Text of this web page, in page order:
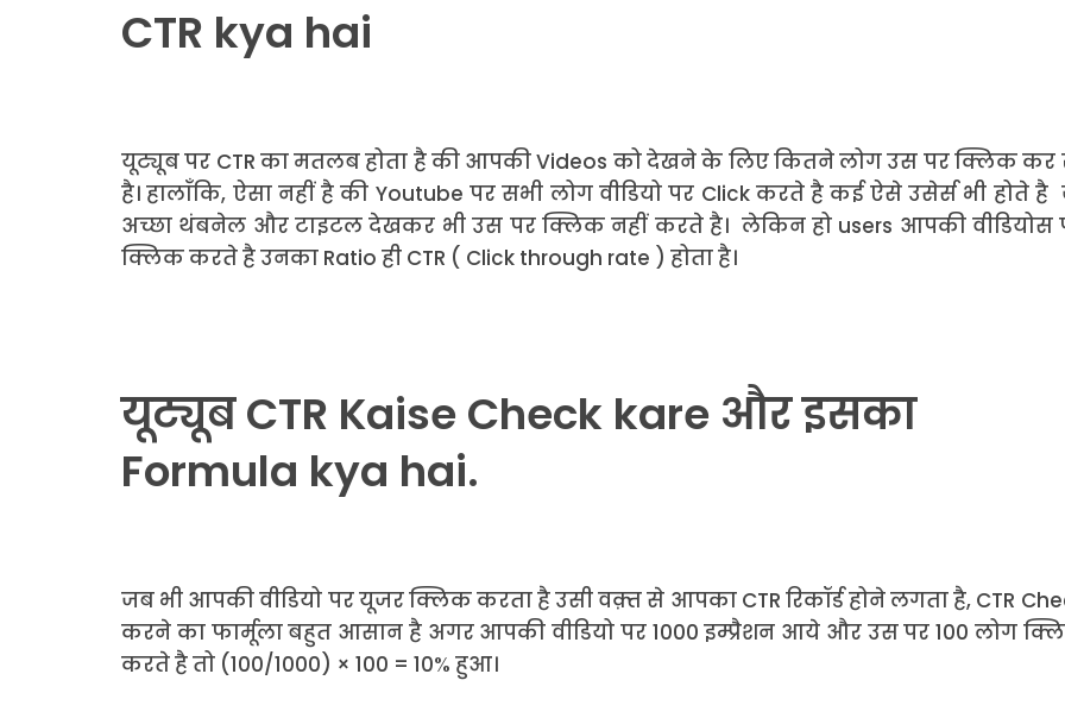
CTR kya hai
यूट्यूब पर CTR का मतलब होता है की आपकी Videos को देखने के लिए कितने लोग उस पर क्लिक कर
है। हालाँकि, ऐसा नहीं है की Youtube पर सभी लोग वीडियो पर Click करते है कई ऐसे उसेर्स भी होते है
अच्छा थंबनेल और टाइटल देखकर भी उस पर क्लिक नहीं करते है। लेकिन हो users आपकी वीडियोस
क्लिक करते है उनका Ratio ही CTR ( Click through rate ) होता है।
यूट्यूब CTR Kaise Check kare और इसका
Formula kya hai.
जब भी आपकी वीडियो पर यूजर क्लिक करता है उसी वक़्त से आपका CTR रिकॉर्ड होने लगता है, CTR
करने का फार्मूला बहुत आसान है अगर आपकी वीडियो पर 1000 इम्प्रैशन आये और उस पर 100 लोग
करते है तो (100/1000) × 100 = 10% हुआ।